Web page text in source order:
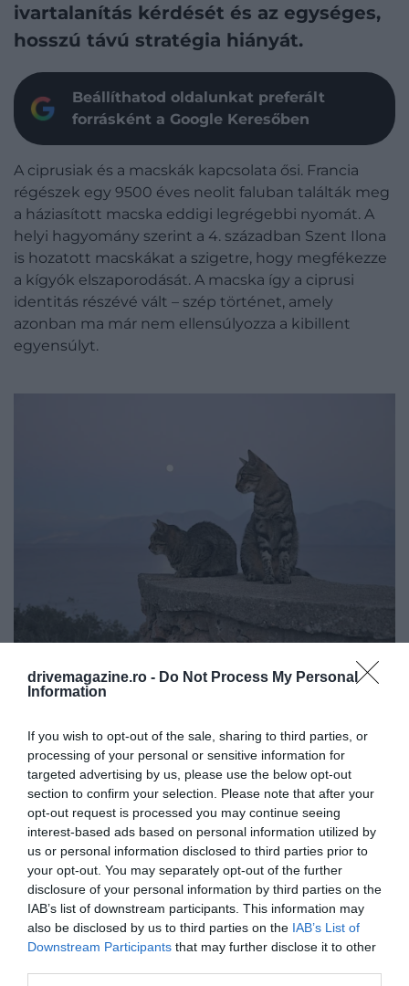
drivemagazine.ro - Do Not Process My Personal
Information
If you wish to opt-out of the sale, sharing to third parties, or
processing of your personal or sensitive information for
targeted advertising by us, please use the below opt-out
section to confirm your selection. Please note that after your
opt-out request is processed you may continue seeing
interest-based ads based on personal information utilized by
us or personal information disclosed to third parties prior to
your opt-out. You may separately opt-out of the further
disclosure of your personal information by third parties on the
IAB’s list of downstream participants. This information may
also be disclosed by us to third parties on the IAB’s List of
Downstream Participants that may further disclose it to other
ivartalanítás kérdését és az egységes,
hosszú távú stratégia hiányát.
Beállíthatod oldalunkat preferált
forrásként a Google Keresőben
A ciprusiak és a macskák kapcsolata ősi. Francia
régészek egy 9500 éves neolit faluban találták meg
a háziasított macska eddigi legrégebbi nyomát. A
helyi hagyomány szerint a 4. században Szent Ilona
is hozatott macskákat a szigetre, hogy megfékezze
a kígyók elszaporodását. A macska így a ciprusi
identitás részévé vált – szép történet, amely
azonban ma már nem ellensúlyozza a kibillent
egyensúlyt.
Igor Vymorkov/Unsplash
nyújt: macskák ezrei élnek az utcákon,
autók és kukák között, ami egyszerre
állatjóléti gond és városi környezeti